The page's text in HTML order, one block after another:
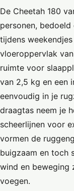
De Cheetah 180
personen,
tijdens
vloeroppervlak
ruimte voor
van 2,5 kg en een
eenvoudig in je
draagtas neem je
scheerlijnen voor
vormen de
buigzaam en toch
wind en beweging
voegen.